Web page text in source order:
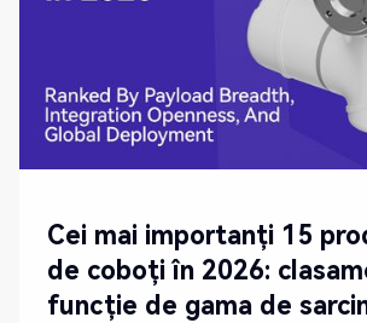
Cei mai importanți 15
de coboți în 2026:
funcție de gama de